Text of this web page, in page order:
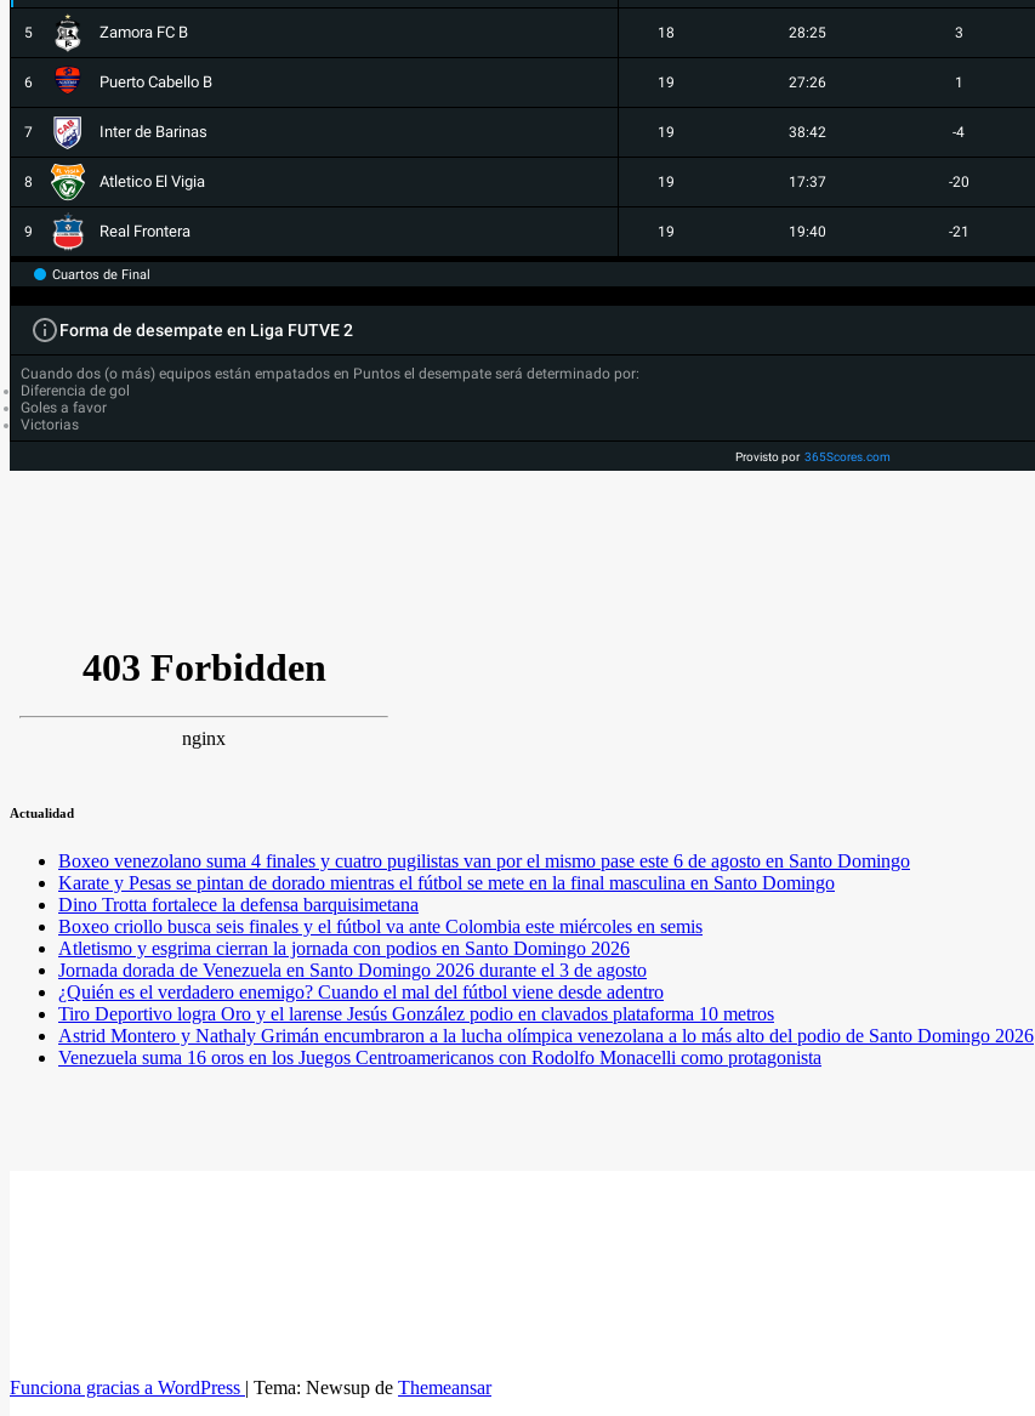
5 Zamora FC B 18 28:25 3
6 Puerto Cabello B 19 27:26 1
7 Inter de Barinas 19 38:42 -4
8 Atletico El Vigia 19 17:37 -20
9 Real Frontera 19 19:40 -21
Cuartos de Final
Forma de desempate en Liga FUTVE 2
Cuando dos (o más) equipos están empatados en Puntos el desempate será determinado por:
Diferencia de gol
Goles a favor
Victorias
Provisto por 365Scores.com
Actualidad
Boxeo venezolano suma 4 finales y cuatro pugilistas van por el mismo pase este 6 de agosto en Santo Domingo
Karate y Pesas se pintan de dorado mientras el fútbol se mete en la final masculina en Santo Domingo
Dino Trotta fortalece la defensa barquisimetana
Boxeo criollo busca seis finales y el fútbol va ante Colombia este miércoles en semis
Atletismo y esgrima cierran la jornada con podios en Santo Domingo 2026
Jornada dorada de Venezuela en Santo Domingo 2026 durante el 3 de agosto
¿Quién es el verdadero enemigo? Cuando el mal del fútbol viene desde adentro
Tiro Deportivo logra Oro y el larense Jesús González podio en clavados plataforma 10 metros
Astrid Montero y Nathaly Grimán encumbraron a la lucha olímpica venezolana a lo más alto del podio de Santo Domingo 2026
Venezuela suma 16 oros en los Juegos Centroamericanos con Rodolfo Monacelli como protagonista
Funciona gracias a WordPress | Tema: Newsup de Themeansar